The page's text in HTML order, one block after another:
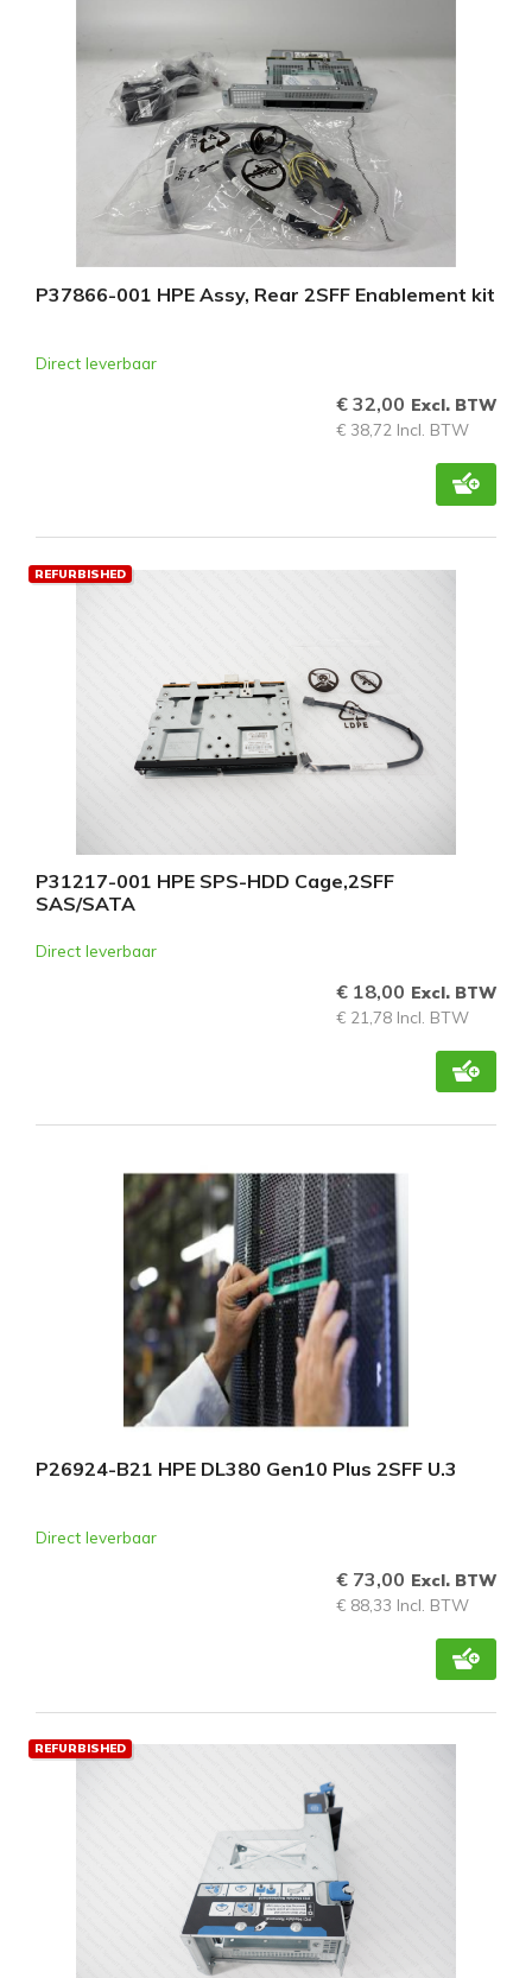
P37866-001 HPE Assy, Rear 2SFF Enablement kit
Direct leverbaar
€ 32,00 Excl. BTW
€ 38,72 Incl. BTW
REFURBISHED
P31217-001 HPE SPS-HDD Cage,2SFF
SAS/SATA
Direct leverbaar
€ 18,00 Excl. BTW
€ 21,78 Incl. BTW
P26924-B21 HPE DL380 Gen10 Plus 2SFF U.3
Direct leverbaar
€ 73,00 Excl. BTW
€ 88,33 Incl. BTW
REFURBISHED